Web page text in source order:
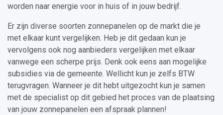
worden naar energie voor in huis of in jouw bedrijf.
Er zijn diverse soorten zonnepanelen op de markt die je
met elkaar kunt vergelijken. Heb je dit gedaan kun je
vervolgens ook nog aanbieders vergelijken met elkaar
vanwege een scherpe prijs. Denk ook eens aan mogelijke
subsidies via de gemeente. Wellicht kun je zelfs BTW
terugvragen. Wanneer je dit hebt uitgezocht kun je samen
met de specialist op dit gebied het proces van de plaatsing
van jouw zonnepanelen een afspraak plannen!